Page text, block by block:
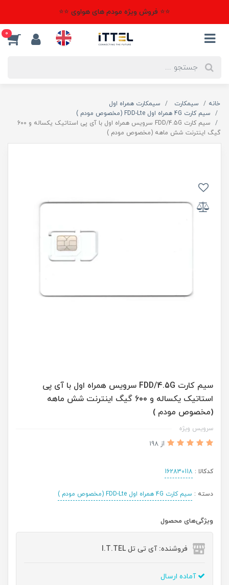
⭐⭐ فروش ویژه مودم های هواوی ⭐⭐
0
خانه سیمکارت
سیمکارت همراه اول
سیم کارت 4G همراه اول FDD-Lte (مخصوص مودم )
سیم کارت FDD/4.5G سرویس همراه اول با آی پی استاتیک یکساله و 600
گیگ اینترنت شش ماهه (مخصوص مودم )
سیم کارت FDD/4.5G سرویس همراه اول با آی پی
استاتیک یکساله و 600 گیگ اینترنت شش ماهه
(مخصوص مودم )
سرویس ویژه
از 198
کدکالا : 162830118
دسته : سیم کارت 4G همراه اول FDD-Lte (مخصوص مودم )
ویژگی‌های محصول
فروشنده: آی تی تل I.T.TEL
آماده ارسال